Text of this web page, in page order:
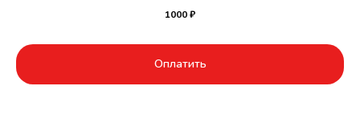
1000₽
Оплатить